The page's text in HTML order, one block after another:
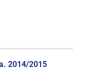
2014/2015